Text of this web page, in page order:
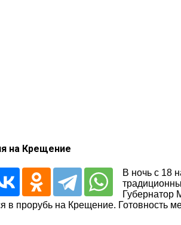
на Крещение
В ночь с 18
Губернатор
прорубь на Крещение. Готовность